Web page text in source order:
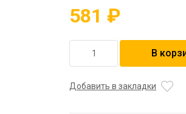
581 ₽
товара
угольник
В
Добавить в закладки